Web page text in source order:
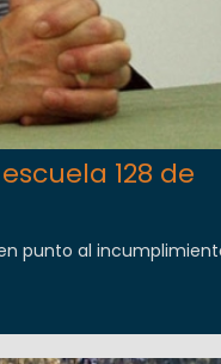
128 de
punto al